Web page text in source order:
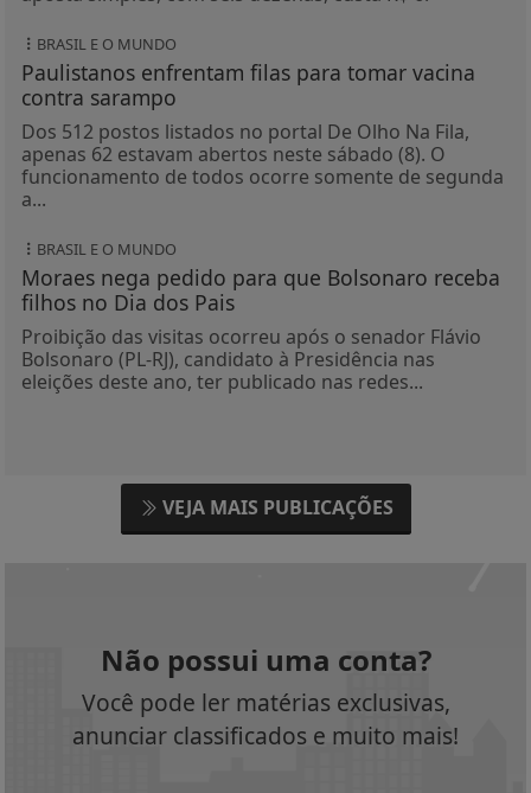
BRASIL E O MUNDO
Paulistanos enfrentam filas para tomar vacina
contra sarampo
Dos 512 postos listados no portal De Olho Na Fila,
apenas 62 estavam abertos neste sábado (8). O
funcionamento de todos ocorre somente de segunda
a...
BRASIL E O MUNDO
Moraes nega pedido para que Bolsonaro receba
filhos no Dia dos Pais
Proibição das visitas ocorreu após o senador Flávio
Bolsonaro (PL-RJ), candidato à Presidência nas
eleições deste ano, ter publicado nas redes...
VEJA MAIS PUBLICAÇÕES
Não possui uma conta?
Você pode ler matérias exclusivas,
anunciar classificados e muito mais!